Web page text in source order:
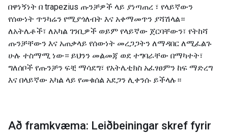
በዋነኝነት በ trapezius ጡንቻዎች ላይ ያነጣጠረ ፣ የላይኛውን
የሰውነት ጥንካሬን የሚያጎለብት እና አቀማመጥን ያሻሽላል።
ለአትሌቶች፣ ለአካል ገንቢዎች ወይም የላይኛው ጀርባቸውን፣ የትከሻ
ጡንቻቸውን እና አጠቃላይ የሰውነት መረጋጋትን ለማዳበር ለሚፈልጉ
ሁሉ ተስማሚ ነው። ይህንን መልመጃ ወደ ተግባራቸው በማካተት፣
ግለሰቦች የጡንቻን ፍቺ ማሳደግ፣ የአትሌቲክስ አፈፃፀምን ከፍ ማድረግ
እና በላይኛው አካል ላይ የመቁሰል አደጋን ሊቀንሱ ይችላሉ።
Að framkvæma: Leiðbeiningar skref fyrir